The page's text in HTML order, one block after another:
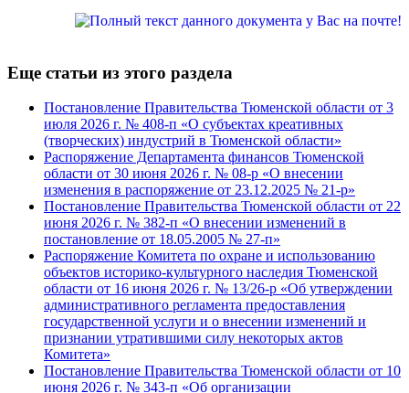
Еще статьи из этого раздела
Постановление Правительства Тюменской области от 3
июля 2026 г. № 408-п «О субъектах креативных
(творческих) индустрий в Тюменской области»
Распоряжение Департамента финансов Тюменской
области от 30 июня 2026 г. № 08-р «О внесении
изменения в распоряжение от 23.12.2025 № 21-р»
Постановление Правительства Тюменской области от 22
июня 2026 г. № 382-п «О внесении изменений в
постановление от 18.05.2005 № 27-п»
Распоряжение Комитета по охране и использованию
объектов историко-культурного наследия Тюменской
области от 16 июня 2026 г. № 13/26-р «Об утверждении
административного регламента предоставления
государственной услуги и о внесении изменений и
признании утратившими силу некоторых актов
Комитета»
Постановление Правительства Тюменской области от 10
июня 2026 г. № 343-п «Об организации